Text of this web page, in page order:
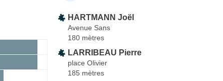
HARTMANN Joël
Avenue Sans
180 mètres
LARRIBEAU Pierre
place Olivier
185 mètres